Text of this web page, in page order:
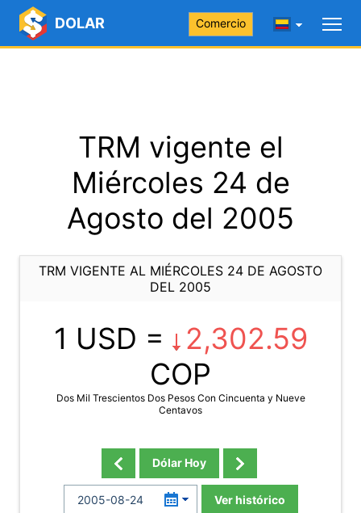
DOLAR Comercio
TRM vigente el
Miércoles 24 de
Agosto del 2005
TRM VIGENTE AL MIÉRCOLES 24 DE AGOSTO
DEL 2005
1 USD =
2,302.59
COP
Dos Mil Trescientos Dos Pesos Con Cincuenta y Nueve
Centavos
Dólar Hoy
Ver histórico